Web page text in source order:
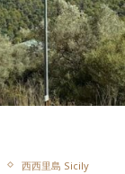
西西里島 Sicily